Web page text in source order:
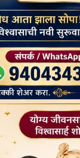
निमीत्त
” ( डॉ...